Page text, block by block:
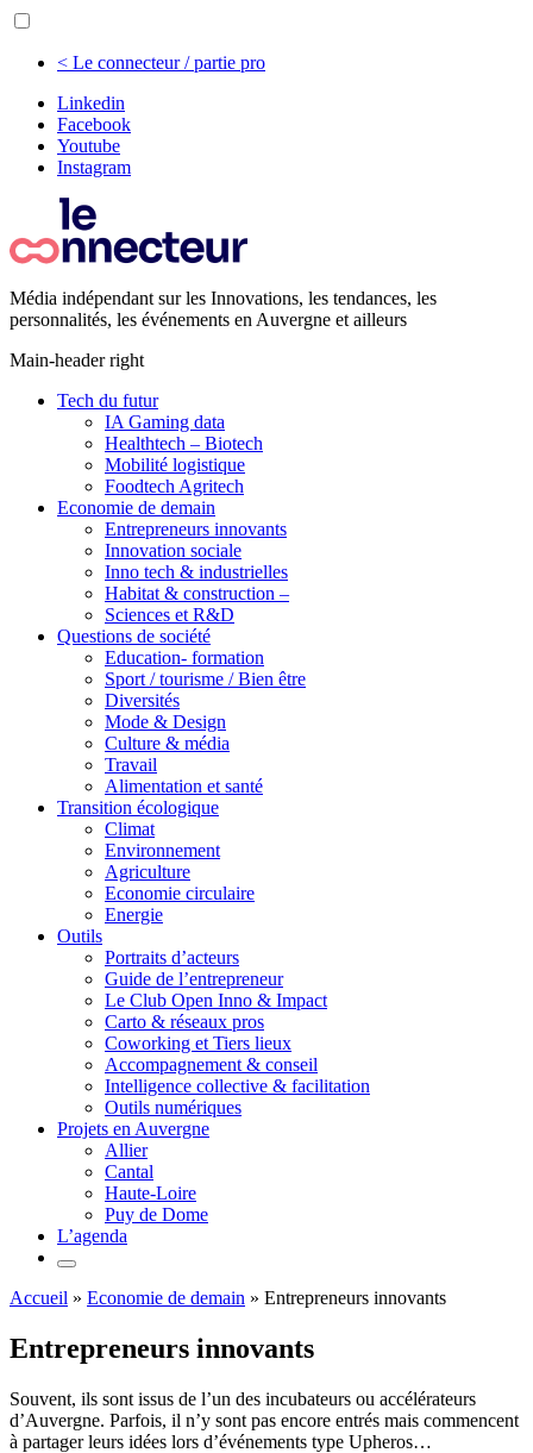
< Le connecteur / partie pro
Linkedin
Facebook
Youtube
Instagram
Média indépendant sur les Innovations, les tendances, les
personnalités, les événements en Auvergne et ailleurs
Main-header right
Tech du futur
IA Gaming data
Healthtech – Biotech
Mobilité logistique
Foodtech Agritech
Economie de demain
Entrepreneurs innovants
Innovation sociale
Inno tech & industrielles
Habitat & construction –
Sciences et R&D
Questions de société
Education- formation
Sport / tourisme / Bien être
Diversités
Mode & Design
Culture & média
Travail
Alimentation et santé
Transition écologique
Climat
Environnement
Agriculture
Economie circulaire
Energie
Outils
Portraits d’acteurs
Guide de l’entrepreneur
Le Club Open Inno & Impact
Carto & réseaux pros
Coworking et Tiers lieux
Accompagnement & conseil
Intelligence collective & facilitation
Outils numériques
Projets en Auvergne
Allier
Cantal
Haute-Loire
Puy de Dome
L’agenda
Accueil » Economie de demain » Entrepreneurs innovants
Entrepreneurs innovants
Souvent, ils sont issus de l’un des incubateurs ou accélérateurs
d’Auvergne. Parfois, il n’y sont pas encore entrés mais commencent
à partager leurs idées lors d’événements type Upheros…